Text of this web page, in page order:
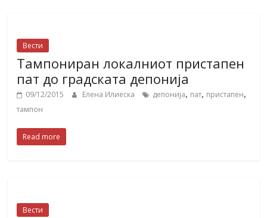
Вести
Тампониран локалниот пристапен
пат до градската депонија
09/12/2015 Елена Илиеска депонија, пат, пристапен,
тампон
Read more
Вести